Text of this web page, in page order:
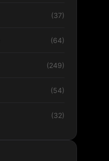
(37)
(64)
(249)
(54)
(32)